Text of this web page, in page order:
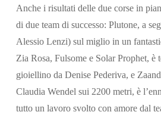
Anche i risultati delle due corse in
di due team di successo: Plutone, a
Alessio Lenzi) sul miglio in un
Zia Rosa, Fulsome e Solar Prophet, è
gioiellino da Denise Pederiva, e
Claudia Wendel sui 2200 metri, è
tutto un lavoro svolto con amore dal